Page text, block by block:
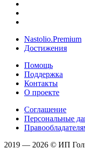
Nastolio.Premium
Достижения
Помощь
Поддержка
Контакты
О проекте
Соглашение
Персональные
2019 — 2026 © ИП